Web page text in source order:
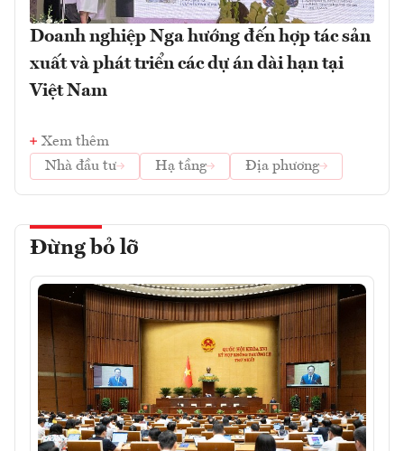
Doanh nghiệp Nga hướng đến hợp tác sản
xuất và phát triển các dự án dài hạn tại
Việt Nam
Xem thêm
Nhà đầu tư
Hạ tầng Địa phương
Đừng bỏ lỡ